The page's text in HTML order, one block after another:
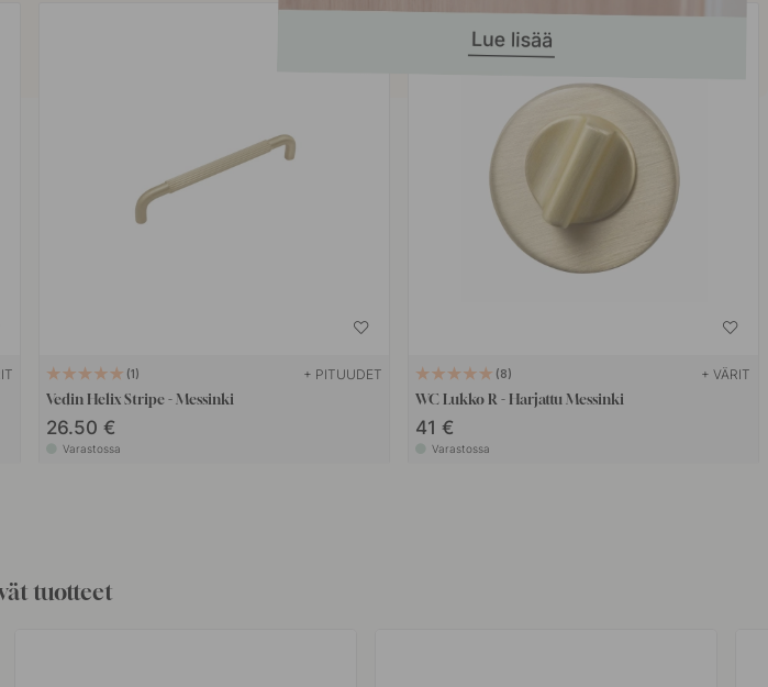
1 + PITUUDET
Vedin Helix Stripe - Messinki
26.50 €
Varastossa
8 + VÄRIT
WC Lukko R - Harjattu Messinki
41 €
Varastossa
tuotteet